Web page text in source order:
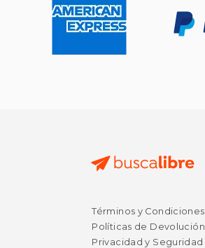
Términos y Condiciones
Políticas de Devolución
Privacidad y Seguridad